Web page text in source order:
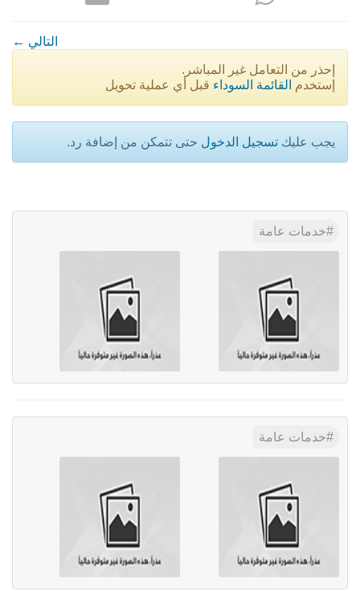
← التالي
إحذر من التعامل غير المباشر.
إستخدم القائمة السوداء قبل أي عملية تحويل
يجب عليك تسجيل الدخول حتى تتمكن من إضافة رد.
خدمات عامة
خدمات عامة